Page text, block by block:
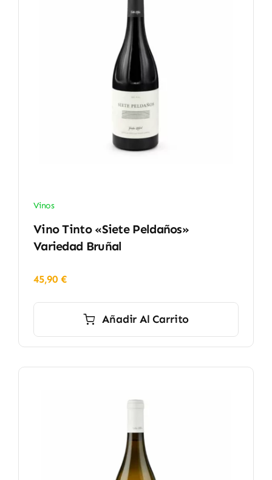
Vinos
Vino Tinto «Siete Peldaños»
Variedad Bruñal
45,90 €
Añadir Al Carrito